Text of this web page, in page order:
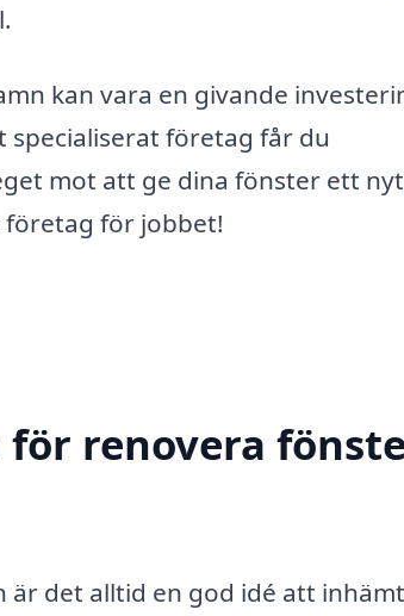
kan vara en givande
företag får du
mot att ge dina fönster ett
företag för jobbet!
renovera
det alltid en god idé att